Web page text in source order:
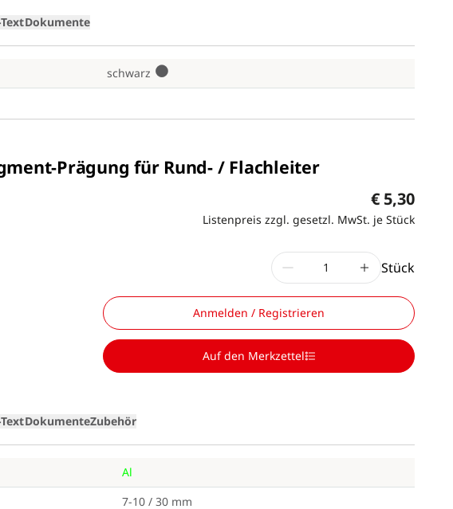
Dokumente
schwarz 1
Prägung für Rund- / Flachleiter
€ 5,30
Listenpreis zzgl. gesetzl. MwSt. je Stück
Stück
Anmelden / Registrieren
Auf den Merkzettel
DokumenteZubehör
Al
7-10 / 30 mm